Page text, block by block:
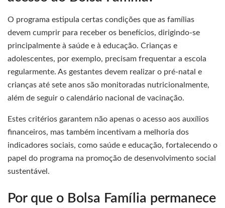
O programa estipula certas condições que as famílias
devem cumprir para receber os benefícios, dirigindo-se
principalmente à saúde e à educação. Crianças e
adolescentes, por exemplo, precisam frequentar a escola
regularmente. As gestantes devem realizar o pré-natal e
crianças até sete anos são monitoradas nutricionalmente,
além de seguir o calendário nacional de vacinação.
Estes critérios garantem não apenas o acesso aos auxílios
financeiros, mas também incentivam a melhoria dos
indicadores sociais, como saúde e educação, fortalecendo o
papel do programa na promoção de desenvolvimento social
sustentável.
Por que o Bolsa Família permanece